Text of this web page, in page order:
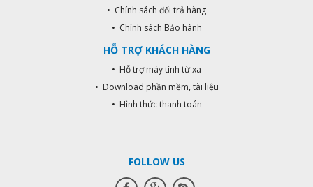
• Chính sách đổi trả hàng
• Chính sách Bảo hành
HỖ TRỢ KHÁCH HÀNG
• Hỗ trợ máy tính từ xa
• Download phần mềm, tài liệu
• Hình thức thanh toán
FOLLOW US